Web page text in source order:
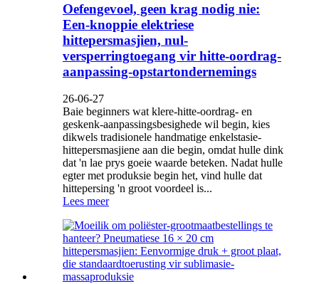
Oefengevoel, geen krag nodig nie:
Een-knoppie elektriese
hittepersmasjien, nul-
versperringtoegang vir hitte-oordrag-
aanpassing-opstartondernemings
26-06-27
Baie beginners wat klere-hitte-oordrag- en
geskenk-aanpassingsbesighede wil begin, kies
dikwels tradisionele handmatige enkelstasie-
hittepersmasjiene aan die begin, omdat hulle dink
dat 'n lae prys goeie waarde beteken. Nadat hulle
egter met produksie begin het, vind hulle dat
hittepersing 'n groot voordeel is...
Lees meer